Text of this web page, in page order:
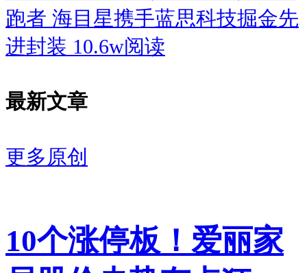
允性，也是交易所问询中常规披
露内容。
在主营板块上，浸渍纸是公司深
熟、市场认可度高，是企业基本
功能性板材辅料等延伸品类，丰
跑者 海目星携手蓝思科技掘金先
进封装 10.6w阅读
最新文章
更多原创
10个涨停板！爱丽家